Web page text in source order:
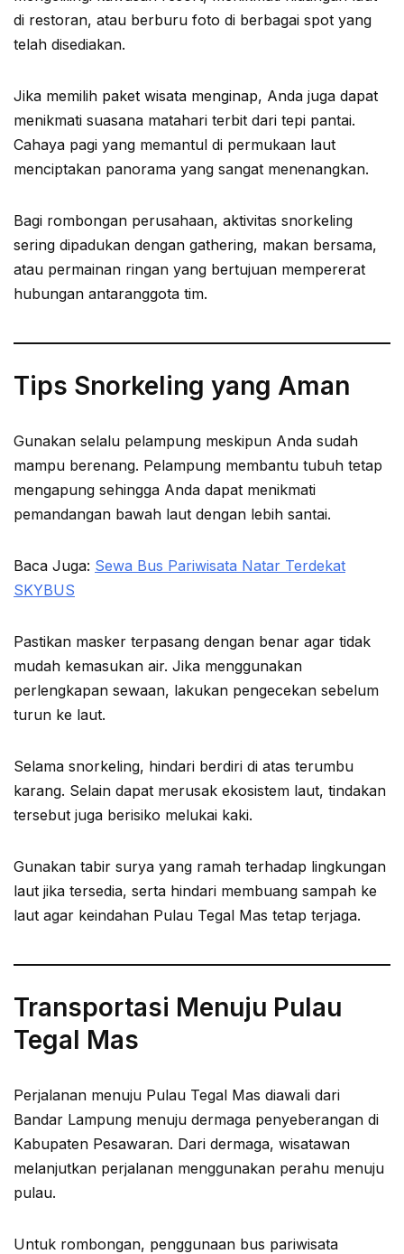
di restoran, atau berburu foto di berbagai spot yang
telah disediakan.
Jika memilih paket wisata menginap, Anda juga dapat
menikmati suasana matahari terbit dari tepi pantai.
Cahaya pagi yang memantul di permukaan laut
menciptakan panorama yang sangat menenangkan.
Bagi rombongan perusahaan, aktivitas snorkeling
sering dipadukan dengan gathering, makan bersama,
atau permainan ringan yang bertujuan mempererat
hubungan antaranggota tim.
Tips Snorkeling yang Aman
Gunakan selalu pelampung meskipun Anda sudah
mampu berenang. Pelampung membantu tubuh tetap
mengapung sehingga Anda dapat menikmati
pemandangan bawah laut dengan lebih santai.
Baca Juga: Sewa Bus Pariwisata Natar Terdekat
SKYBUS
Pastikan masker terpasang dengan benar agar tidak
mudah kemasukan air. Jika menggunakan
perlengkapan sewaan, lakukan pengecekan sebelum
turun ke laut.
Selama snorkeling, hindari berdiri di atas terumbu
karang. Selain dapat merusak ekosistem laut, tindakan
tersebut juga berisiko melukai kaki.
Gunakan tabir surya yang ramah terhadap lingkungan
laut jika tersedia, serta hindari membuang sampah ke
laut agar keindahan Pulau Tegal Mas tetap terjaga.
Transportasi Menuju Pulau
Tegal Mas
Perjalanan menuju Pulau Tegal Mas diawali dari
Bandar Lampung menuju dermaga penyeberangan di
Kabupaten Pesawaran. Dari dermaga, wisatawan
melanjutkan perjalanan menggunakan perahu menuju
pulau.
Untuk rombongan, penggunaan bus pariwisata